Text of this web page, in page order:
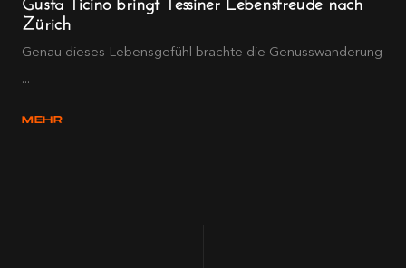
Zürich
Genau dieses Lebensgefühl brachte die Genusswanderung
...
MEHR